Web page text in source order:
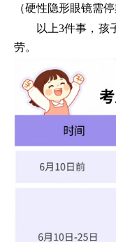
（硬性隐形眼镜需
以上3件事，孩
劳。